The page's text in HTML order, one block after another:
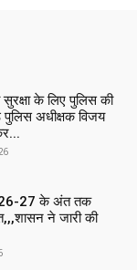
के लिए पुलिस की
पुलिस अधीक्षक विजय
27 के अंत तक
ने जारी की